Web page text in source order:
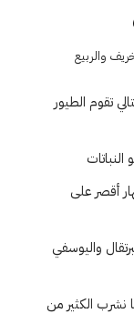
تقوم الطيور
أقصر على
واليوسفي
نشرب الكثير من